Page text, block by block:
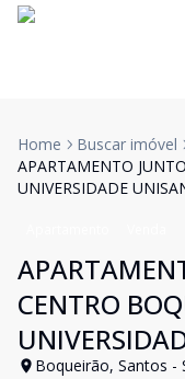
Home
Buscar imóvel
APARTAMENTO
UNIVERSIDADE
CENTRO
Boqueirão, Santos -